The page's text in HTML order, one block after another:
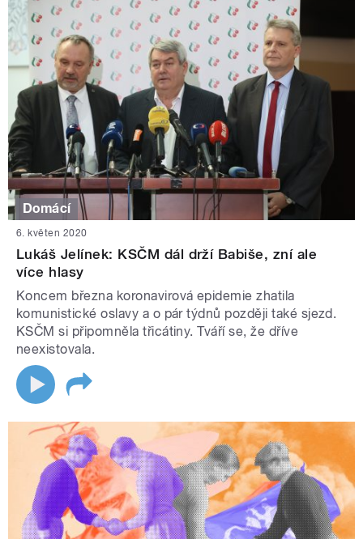
Domácí
6. květen 2020
Lukáš Jelínek: KSČM dál drží Babiše, zní ale
více hlasy
Koncem března koronavirová epidemie zhatila
komunistické oslavy a o pár týdnů později také sjezd.
KSČM si připomněla třicátiny. Tváří se, že dříve
neexistovala.